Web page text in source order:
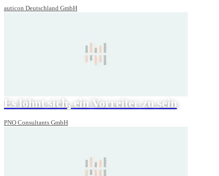
auticon Deutschland GmbH
Es lohnt sich, ein Vorreiter zu sein
PNO Consultants GmbH